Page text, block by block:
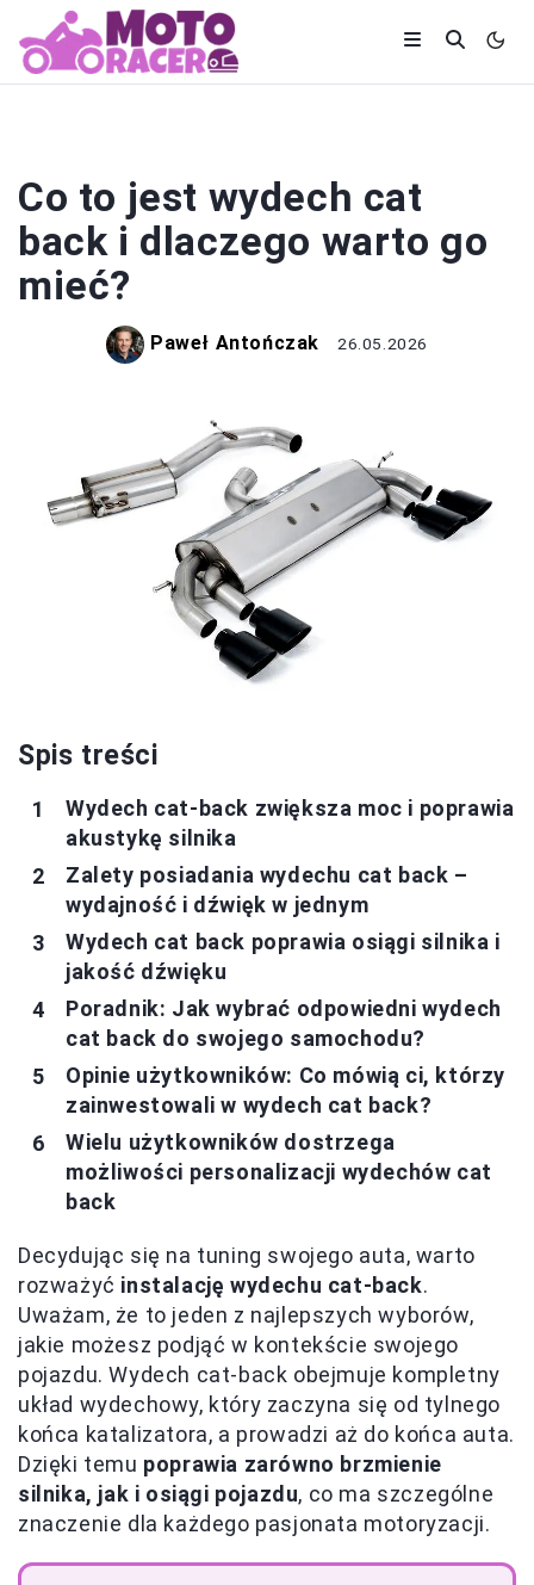
Co to jest wydech cat
back i dlaczego warto go
mieć?
Paweł Antończak 26.05.2026
Spis treści
Wydech cat-back zwiększa moc i poprawia
akustykę silnika
Zalety posiadania wydechu cat back –
wydajność i dźwięk w jednym
Wydech cat back poprawia osiągi silnika i
jakość dźwięku
Poradnik: Jak wybrać odpowiedni wydech
cat back do swojego samochodu?
Opinie użytkowników: Co mówią ci, którzy
zainwestowali w wydech cat back?
Wielu użytkowników dostrzega
możliwości personalizacji wydechów cat
back
Decydując się na tuning swojego auta, warto
rozważyć instalację wydechu cat-back.
Uważam, że to jeden z najlepszych wyborów,
jakie możesz podjąć w kontekście swojego
pojazdu. Wydech cat-back obejmuje kompletny
układ wydechowy, który zaczyna się od tylnego
końca katalizatora, a prowadzi aż do końca auta.
Dzięki temu poprawia zarówno brzmienie
silnika, jak i osiągi pojazdu, co ma szczególne
znaczenie dla każdego pasjonata motoryzacji.